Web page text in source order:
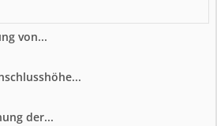
von...
der...